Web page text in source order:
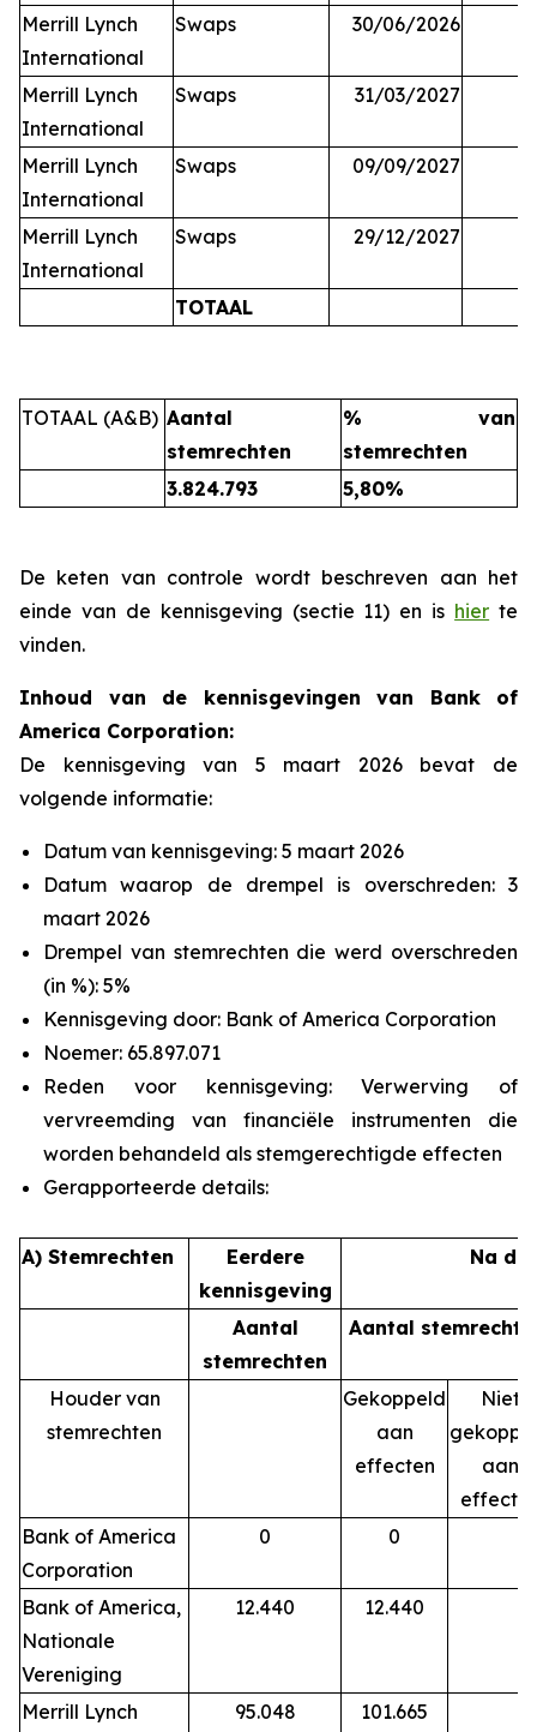
Merrill Lynch
International
Swaps 30/06/2026
Merrill Lynch
International
Swaps 31/03/2027
Merrill Lynch
International
Swaps 09/09/2027
Merrill Lynch
International
Swaps 29/12/2027
TOTAAL
TOTAAL (A&B) Aantal
stemrechten
% van
stemrechten
3.824.793
5,80%
De keten van controle wordt beschreven aan het
einde van de kennisgeving (sectie 11) en is hier te
vinden.
Inhoud van de kennisgevingen van Bank of
America Corporation:
De kennisgeving van 5 maart 2026 bevat de
volgende informatie:
Datum van kennisgeving: 5 maart 2026
Datum waarop de drempel is overschreden: 3
maart 2026
Drempel van stemrechten die werd overschreden
(in %): 5%
Kennisgeving door: Bank of America Corporation
Noemer: 65.897.071
Reden voor kennisgeving: Verwerving of
vervreemding van financiële instrumenten die
worden behandeld als stemgerechtigde effecten
Gerapporteerde details:
A) Stemrechten
Eerdere
kennisgeving
Na
Aantal
stemrechten
Aantal
Houder van
stemrechten
Gekoppeld
aan
effecten
Niet
aan
Bank of America
Corporation
0 0
Bank of America,
Nationale
Vereniging
12.440 12.440
Merrill Lynch
95.048 101.665